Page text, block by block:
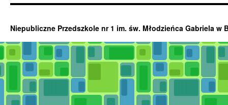
Niepubliczne Przedszkole nr 1 im. św. Młodzieńca Gabriela w